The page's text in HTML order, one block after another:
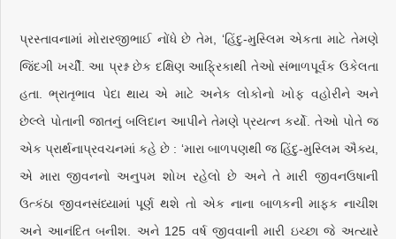
પ્રસ્તાવનામાં મોરારજીભાઈ નોંધે છે તેમ, ‘હિંદુ-મુસ્લિમ એકતા માટે તેમણે
જિંદગી ખર્ચી. આ પ્રશ્ન છેક દક્ષિણ આફ્રિકાથી તેઓ સંભાળપૂર્વક ઉકેલતા
હતા. ભ્રાતૃભાવ પેદા થાય એ માટે અનેક લોકોનો ખોફ વહોરીને અને
છેલ્લે પોતાની જાતનું બલિદાન આપીને તેમણે પ્રયત્ન કર્યો. તેઓ પોતે જ
એક પ્રાર્થનાપ્રવચનમાં કહે છે : ‘મારા બાળપણથી જ હિંદુ-મુસ્લિમ ઐક્ય,
એ મારા જીવનનો અનુપમ શોખ રહેલો છે અને તે મારી જીવનઉષાની
ઉત્કંઠા જીવનસંધ્યામાં પૂર્ણ થશે તો એક નાના બાળકની માફક નાચીશ
અને આનંદિત બનીશ. અને 125 વર્ષ જીવવાની મારી ઇચ્છા જે અત્યારે